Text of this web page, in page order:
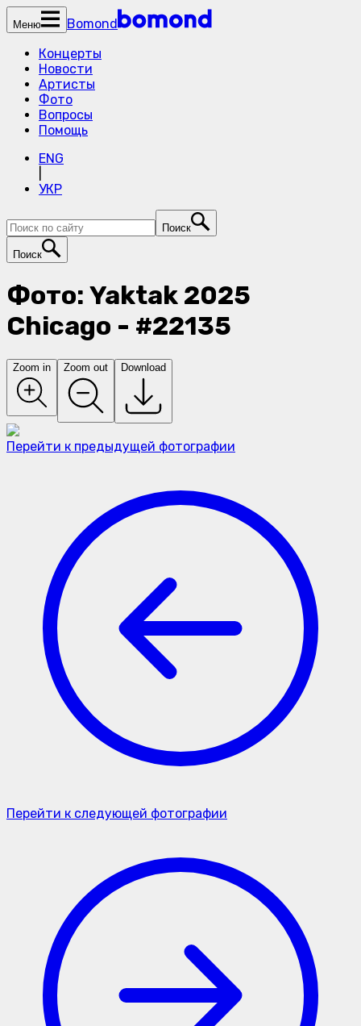
Меню
Bomond
Концерты
Новости
Артисты
Фото
Вопросы
Помощь
ENG
УКР
Поиск
Поиск
Фото: Yaktak 2025
Chicago - #22135
Zoom in Zoom out Download
Перейти к предыдущей фотографии
Перейти к следующей фотографии